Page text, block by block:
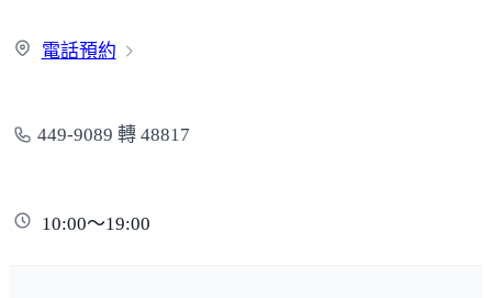
電話預約
449-9089 轉 48817
10:00～19:00